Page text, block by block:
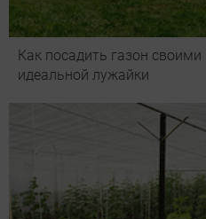
Как посадить газон
идеальной лужайки